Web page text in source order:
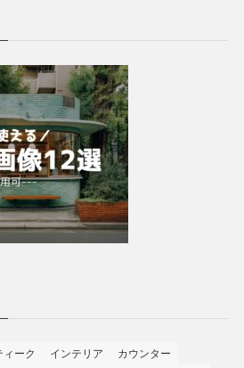
ィーク インテリア
カウンター